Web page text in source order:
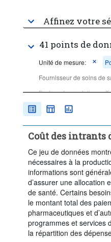
Affinez votre
41 points de
Unité de mesure:
Fournisseur de soins de
Facteur de prestation:
Période de référence:
Coût des intrants
Ce jeu de données
nécessaires à la
informations sont
d’assurer une allocation
de santé. Certains
le montant total des
pharmaceutiques et
programmes et services
la répartition des